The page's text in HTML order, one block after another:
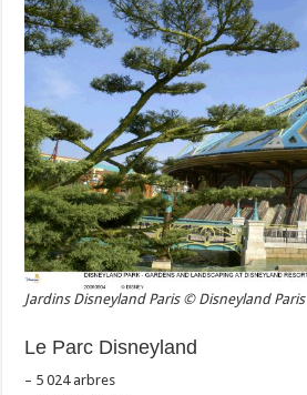
Jardins Disneyland Paris © Disneyland Paris
Le Parc Disneyland
– 5 024 arbres